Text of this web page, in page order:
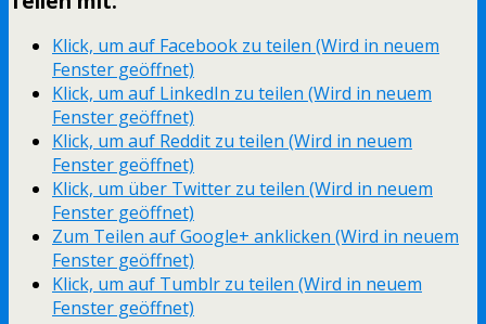
Klick, um auf Facebook zu teilen (Wird in neuem
Fenster geöffnet)
Klick, um auf LinkedIn zu teilen (Wird in neuem
Fenster geöffnet)
Klick, um auf Reddit zu teilen (Wird in neuem
Fenster geöffnet)
Klick, um über Twitter zu teilen (Wird in neuem
Fenster geöffnet)
Zum Teilen auf Google+ anklicken (Wird in neuem
Fenster geöffnet)
Klick, um auf Tumblr zu teilen (Wird in neuem
Fenster geöffnet)